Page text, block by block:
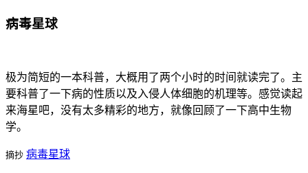
病毒星球
极为简短的一本科普，大概用了两个小时的时间就读完了。主
要科普了一下病的性质以及入侵人体细胞的机理等。感觉读起
来海星吧，没有太多精彩的地方，就像回顾了一下高中生物
学。
摘抄 病毒星球